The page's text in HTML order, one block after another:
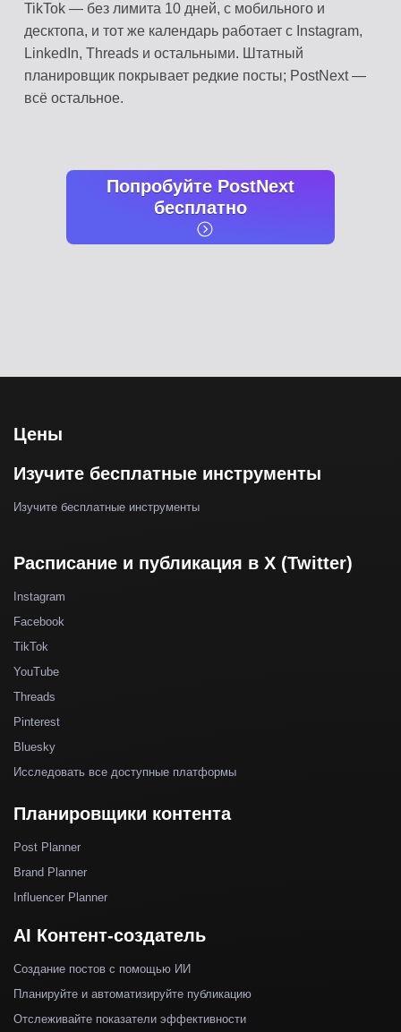
TikTok — без лимита 10 дней, с мобильного и
десктопа, и тот же календарь работает с Instagram,
LinkedIn, Threads и остальными. Штатный
планировщик покрывает редкие посты; PostNext —
всё остальное.
Попробуйте PostNext
бесплатно
Цены
Изучите бесплатные инструменты
Изучите бесплатные инструменты
Расписание и публикация в X (Twitter)
Instagram
Facebook
TikTok
YouTube
Threads
Pinterest
Bluesky
Исследовать все доступные платформы
Планировщики контента
Post Planner
Brand Planner
Influencer Planner
AI Контент-создатель
Создание постов с помощью ИИ
Планируйте и автоматизируйте публикацию
Отслеживайте показатели эффективности